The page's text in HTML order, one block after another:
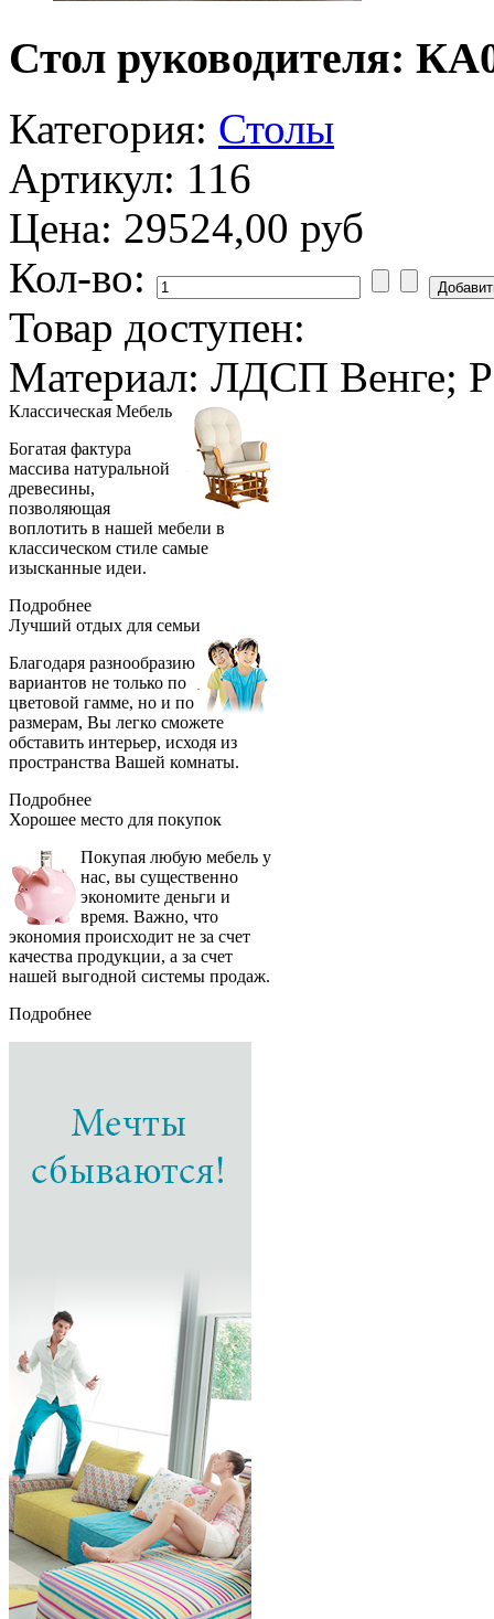
Стол руководителя:
Категория: Столы
Артикул: 116
Цена: 29524,00 руб
Кол-во:
Товар доступен:
Материал: ЛДСП Венге;
Классическая Мебель
Богатая фактура
массива натуральной
древесины,
позволяющая
воплотить в нашей мебели в
классическом стиле самые
изысканные идеи.
Подробнее
Лучший отдых для семьи
Благодаря разнообразию
вариантов не только по
цветовой гамме, но и по
размерам, Вы легко сможете
обставить интерьер, исходя из
пространства Вашей комнаты.
Подробнее
Хорошее место для покупок
Покупая любую мебель у
нас, вы существенно
экономите деньги и
время. Важно, что
экономия происходит не за счет
качества продукции, а за счет
нашей выгодной системы продаж.
Подробнее